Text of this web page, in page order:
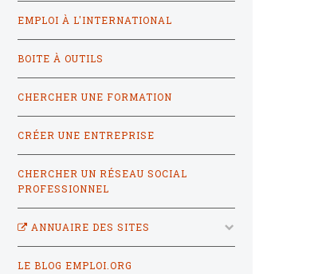
EMPLOI À L'INTERNATIONAL
BOITE À OUTILS
CHERCHER UNE FORMATION
CRÉER UNE ENTREPRISE
CHERCHER UN RÉSEAU SOCIAL
PROFESSIONNEL
ANNUAIRE DES SITES
LE BLOG EMPLOI.ORG